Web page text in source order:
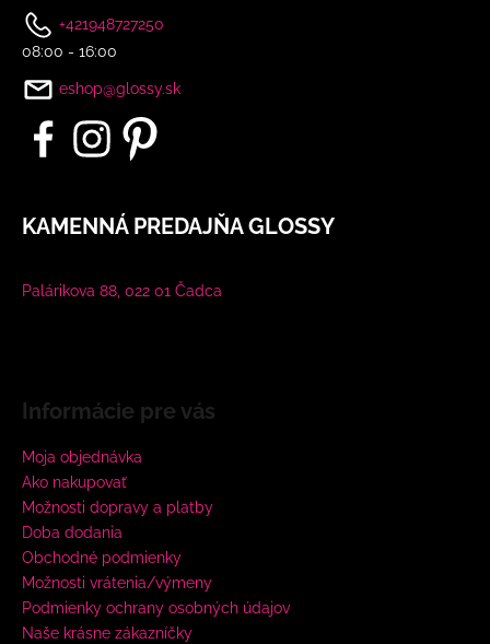
+421948727250
08:00 - 16:00
eshop@glossy.sk
KAMENNÁ PREDAJŇA GLOSSY
Palárikova 88, 022 01 Čadca
Informácie pre vás
Moja objednávka
Ako nakupovať
Možnosti dopravy a platby
Doba dodania
Obchodné podmienky
Možnosti vrátenia/výmeny
Podmienky ochrany osobných údajov
Naše krásne zákazníčky